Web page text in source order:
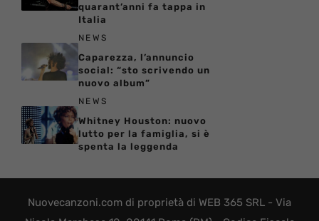
quarant’anni fa tappa in
Italia
NEWS
Caparezza, l’annuncio
social: “sto scrivendo un
nuovo album”
NEWS
Whitney Houston: nuovo
lutto per la famiglia, si è
spenta la leggenda
Nuovecanzoni.com di proprietà di WEB 365 SRL - Via